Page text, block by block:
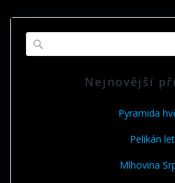
Nejnovější
Pyramida
Pelikán
Mlhovina